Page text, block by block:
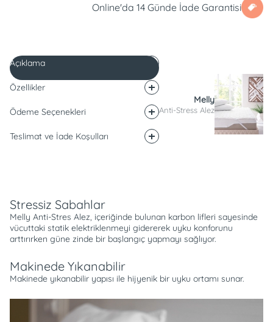
Online'da 14 Günde İade Garantisi
Açıklama
Özellikler
Ödeme Seçenekleri
Teslimat ve İade Koşulları
Melly
Anti-Stress Alez
Stressiz Sabahlar
Melly Anti-Stres Alez, içeriğinde bulunan karbon lifleri sayesinde
vücuttaki statik elektriklenmeyi gidererek uyku konforunu
arttırırken güne zinde bir başlangıç yapmayı sağlıyor.
Makinede Yıkanabilir
Makinede yıkanabilir yapısı ile hijyenik bir uyku ortamı sunar.